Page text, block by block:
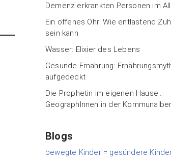
Demenz erkrankten Personen im
Ein offenes Ohr: Wie entlastend
sein kann
Wasser: Elixier des Lebens
Gesunde Ernährung:
aufgedeckt
Die Prophetin im eigenen Hause…
GeographInnen in der
Blogs
bewegte Kinder = gesündere